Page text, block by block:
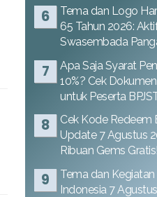
Tema dan Logo
65 Tahun 2026:
Swasembada
Apa Saja Syarat
10%? Cek
untuk Peserta
Cek Kode Redeem
Update 7 Agustus
Ribuan Gems Gratis!
Tema dan
Indonesia 7